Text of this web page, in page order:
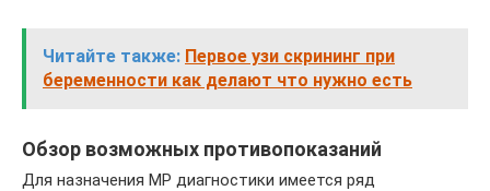
Читайте также: Первое узи скрининг при
беременности как делают что нужно есть
Обзор возможных противопоказаний
Для назначения МР диагностики имеется ряд